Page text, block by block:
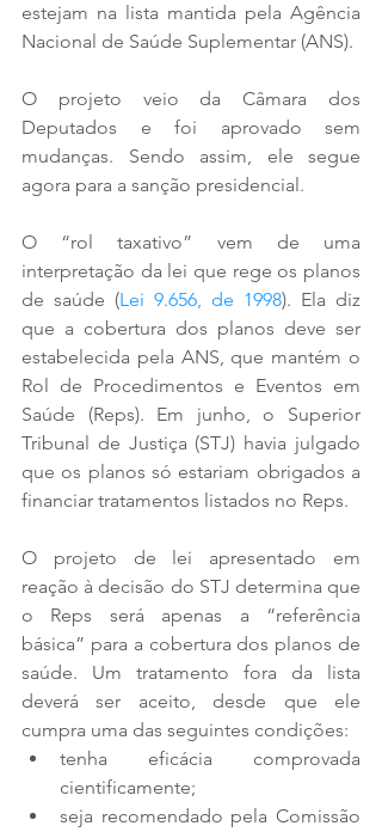
estejam na lista mantida pela Agência
Nacional de Saúde Suplementar (ANS).
O projeto veio da Câmara dos
Deputados e foi aprovado sem
mudanças. Sendo assim, ele segue
agora para a sanção presidencial.
O “rol taxativo” vem de uma
interpretação da lei que rege os planos
de saúde (Lei 9.656, de 1998). Ela diz
que a cobertura dos planos deve ser
estabelecida pela ANS, que mantém o
Rol de Procedimentos e Eventos em
Saúde (Reps). Em junho, o Superior
Tribunal de Justiça (STJ) havia julgado
que os planos só estariam obrigados a
financiar tratamentos listados no Reps.
O projeto de lei apresentado em
reação à decisão do STJ determina que
o Reps será apenas a “referência
básica” para a cobertura dos planos de
saúde. Um tratamento fora da lista
deverá ser aceito, desde que ele
cumpra uma das seguintes condições:
tenha eficácia comprovada
cientificamente;
seja recomendado pela Comissão